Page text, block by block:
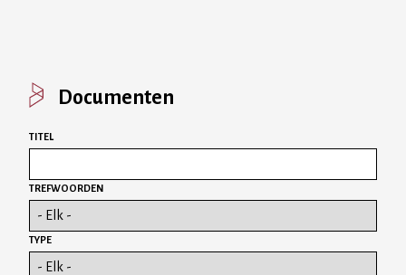
Documenten
TITEL
TREFWOORDEN
TYPE